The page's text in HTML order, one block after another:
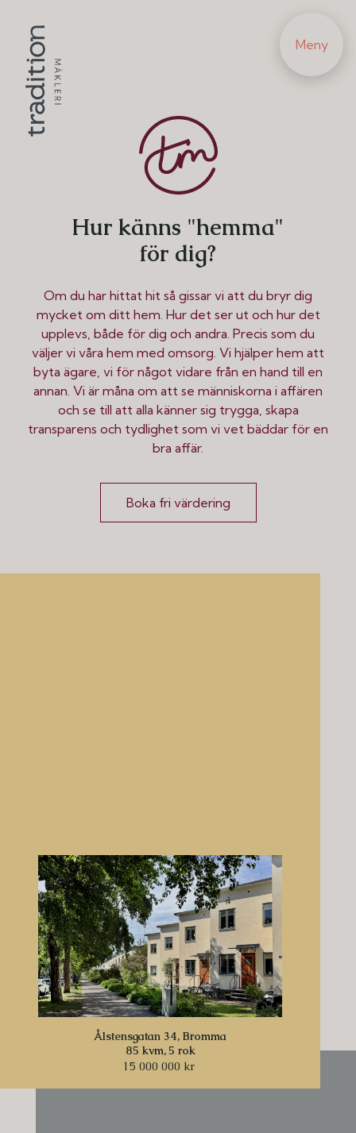
Meny
Hur känns "hemma"
för dig?
Om du har hittat hit så gissar vi att du bryr dig
mycket om ditt hem. Hur det ser ut och hur det
upplevs, både för dig och andra. Precis som du
väljer vi våra hem med omsorg. Vi hjälper hem att
byta ägare, vi för något vidare från en hand till en
annan. Vi är måna om att se människorna i affären
och se till att alla känner sig trygga, skapa
transparens och tydlighet som vi vet bäddar för en
bra affär.
Boka fri värdering
Ålstensgatan 34, Bromma
85 kvm, 5 rok
15 000 000 kr